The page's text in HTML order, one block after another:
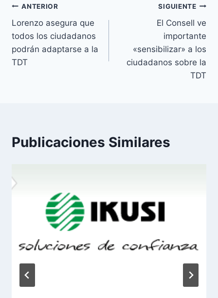
Navegación
de
entradas
ANTERIOR
Lorenzo asegura que
todos los ciudadanos
podrán adaptarse a la
TDT
SIGUIENTE
El Consell ve
importante
«sensibilizar» a los
ciudadanos sobre la
TDT
Publicaciones Similares